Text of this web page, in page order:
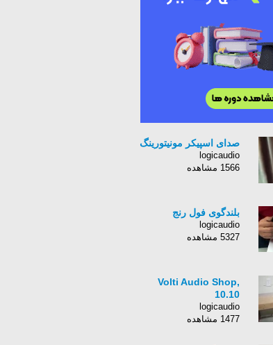
صدای اسپیکر مونیتورینگ
logicaudio
1566 مشاهده
بلندگوی فول رنج
logicaudio
5327 مشاهده
Volti Audio Shop,
10.10
logicaudio
1477 مشاهده